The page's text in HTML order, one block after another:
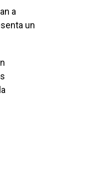
a
un